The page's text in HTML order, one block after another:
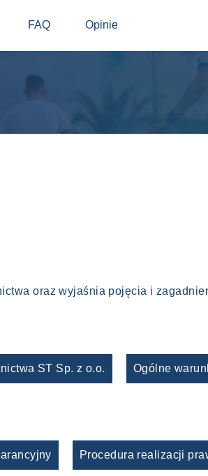
FAQ Opinie
oraz wyjaśnia pojęcia i
ST Sp. z o.o. Ogólne
Procedura realizacji